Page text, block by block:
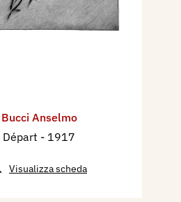
Bucci Anselmo
Départ - 1917
Visualizza scheda